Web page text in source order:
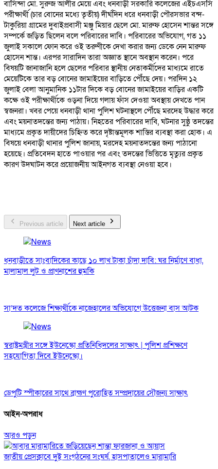
বাসিন্দা মো. সুরুজ আলীর মেয়ে এবং ধনবাড়ী সরকারি কলেজের এইচএসসি
পরীক্ষার্থী (চার বোনের মধ্যে তৃতীয়) দীর্ঘদিন ধরে ধনবাড়ী পৌরসভার বন্দ-
টাকুরিয়া গ্রামের দুবাইপ্রবাসী মঞ্জু মিয়ার ছেলে মো. মারুফ হোসেন শান্তর সঙ্গে
সম্পর্কে জড়িত ছিলেন বলে পরিবারের দাবি। পরিবারের অভিযোগ, গত ১১
জুলাই সকালে ফোন করে ওই তরুণীকে দেখা করার জন্য ডেকে নেন মারুফ
হোসেন শান্ত। এরপর সারাদিন তারা অজ্ঞাত স্থানে অবস্থান করেন। পরে
বিষয়টি জানাজানি হলে ছেলের পরিবার স্থানীয় নেতাকর্মীদের মাধ্যমে রাতে
মেয়েটিকে তার বড় বোনের জামাইয়ের বাড়িতে পৌঁছে দেয়। পরদিন ১২
জুলাই বেলা আনুমানিক ১১টার দিকে বড় বোনের জামাইয়ের বাড়ির একটি
কক্ষে ওই পরীক্ষার্থীকে ওড়না দিয়ে গলায় ফাঁস দেওয়া অবস্থায় দেখতে পান
স্বজনরা। খবর পেয়ে ধনবাড়ী থানা পুলিশ ঘটনাস্থলে পৌঁছে মরদেহ উদ্ধার করে
এবং ময়নাতদন্তের জন্য পাঠায়। নিহতের পরিবারের দাবি, ঘটনার সুষ্ঠু তদন্তের
মাধ্যমে প্রকৃত দায়ীদের চিহ্নিত করে দৃষ্টান্তমূলক শাস্তির ব্যবস্থা করা হোক। এ
বিষয়ে ধনবাড়ী থানার পুলিশ জানায়, মরদেহ ময়নাতদন্তের জন্য পাঠানো
হয়েছে। প্রতিবেদন হাতে পাওয়ার পর এবং তদন্তের ভিত্তিতে মৃত্যুর প্রকৃত
কারণ উদঘাটন করে প্রয়োজনীয় আইনগত ব্যবস্থা নেওয়া হবে।
Previous article Next article
ধনবাড়ীতে সাংবাদিকের কাছে ১০ লাখ টাকা চাঁদা দাবি: ঘর নির্মাণে বাধা,
মালামাল লুট ও প্রাণনাশের হুমকি
সা’দত কলেজে শিক্ষার্থীকে নাজেহালের অভিযোগে উত্তেজনা বাস আটক
স্বরাষ্ট্রমন্ত্রীর সঙ্গে ইউনেস্কো প্রতিনিধিদলের সাক্ষাৎ | পুলিশ প্রশিক্ষণে
সহযোগিতা দিবে ইউনেস্কো।
ডেপুটি স্পীকারের সাথে ব্রাহ্মণ পুরোহিত সম্প্রদায়ের সৌজন্য সাক্ষাৎ
আইন-অপরাধ
আরও পড়ুন
জাতীয় প্রেসক্লাবে দুই সংগঠনের সংঘর্ষ, হাসপাতালেও মারামারি